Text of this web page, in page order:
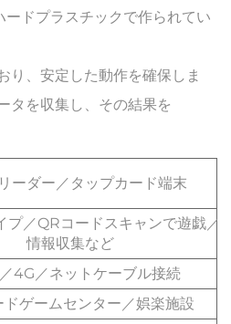
ドプラスチックで作られてい
り、安定した動作を確保しま
タを収集し、その結果を
ーダー／タップカード端末
プ／QRコードスキャンで遊戯／
情報収集など
4G／ネットケーブル接続
ドゲームセンター／娯楽施設